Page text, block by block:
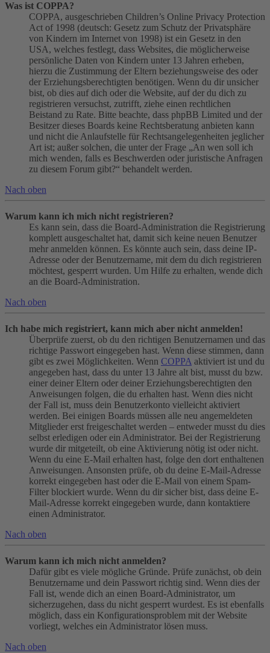
Was ist COPPA?
COPPA, ausgeschrieben Children’s Online Privacy Protection
Act of 1998 (deutsch: Gesetz zum Schutz der Privatsphäre
von Kindern im Internet von 1998) ist ein Gesetz in den
USA, welches festlegt, dass Websites, die möglicherweise
persönliche Daten von Kindern unter 13 Jahren erheben,
hierzu die Zustimmung der Eltern beziehungsweise des oder
der Erziehungsberechtigten benötigen. Wenn du dir unsicher
bist, ob dies auf dich oder die Website, auf der du dich zu
registrieren versuchst, zutrifft, ziehe einen rechtlichen
Beistand zu Rate. Bitte beachte, dass phpBB Limited und der
Besitzer dieses Boards keine Rechtsberatung anbieten kann
und nicht die Anlaufstelle für Rechtsangelegenheiten jeglicher
Art ist; außer solchen, die unter der Frage „An wen soll ich
mich wenden, falls es Beschwerden oder juristische Anfragen
zu diesem Forum gibt?“ behandelt werden.
Nach oben
Warum kann ich mich nicht registrieren?
Es kann sein, dass die Board-Administration die Registrierung
komplett ausgeschaltet hat, damit sich keine neuen Benutzer
mehr anmelden können. Es könnte auch sein, dass deine IP-
Adresse oder der Benutzername, mit dem du dich registrieren
möchtest, gesperrt wurden. Um Hilfe zu erhalten, wende dich
an die Board-Administration.
Nach oben
Ich habe mich registriert, kann mich aber nicht anmelden!
Überprüfe zuerst, ob du den richtigen Benutzernamen und das
richtige Passwort eingegeben hast. Wenn diese stimmen, dann
gibt es zwei Möglichkeiten. Wenn COPPA aktiviert ist und du
angegeben hast, dass du unter 13 Jahre alt bist, musst du bzw.
einer deiner Eltern oder deiner Erziehungsberechtigten den
Anweisungen folgen, die du erhalten hast. Wenn dies nicht
der Fall ist, muss dein Benutzerkonto vielleicht aktiviert
werden. Bei einigen Boards müssen alle neu angemeldeten
Mitglieder erst freigeschaltet werden – entweder musst du dies
selbst erledigen oder ein Administrator. Bei der Registrierung
wurde dir mitgeteilt, ob eine Aktivierung nötig ist oder nicht.
Wenn du eine E-Mail erhalten hast, folge den dort enthaltenen
Anweisungen. Ansonsten prüfe, ob du deine E-Mail-Adresse
korrekt eingegeben hast oder die E-Mail von einem Spam-
Filter blockiert wurde. Wenn du dir sicher bist, dass deine E-
Mail-Adresse korrekt eingegeben wurde, dann kontaktiere
einen Administrator.
Nach oben
Warum kann ich mich nicht anmelden?
Dafür gibt es viele mögliche Gründe. Prüfe zunächst, ob dein
Benutzername und dein Passwort richtig sind. Wenn dies der
Fall ist, wende dich an einen Board-Administrator, um
sicherzugehen, dass du nicht gesperrt wurdest. Es ist ebenfalls
möglich, dass ein Konfigurationsproblem mit der Website
vorliegt, welches ein Administrator lösen muss.
Nach oben